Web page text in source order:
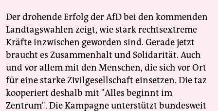
Der drohende Erfolg der AfD bei den kommenden
Landtagswahlen zeigt, wie stark rechtsextreme
Kräfte inzwischen geworden sind. Gerade jetzt
braucht es Zusammenhalt und Solidarität. Auch
und vor allem mit den Menschen, die sich vor Ort
für eine starke Zivilgesellschaft einsetzen. Die taz
kooperiert deshalb mit "Alles beginnt im
Zentrum". Die Kampagne unterstützt bundesweit